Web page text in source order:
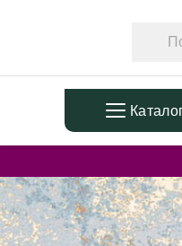
Фотообои в